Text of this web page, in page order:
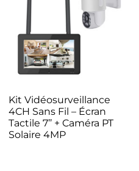
Kit Vidéosurveillance
4CH Sans Fil – Écran
Tactile 7’’ + Caméra PT
Solaire 4MP